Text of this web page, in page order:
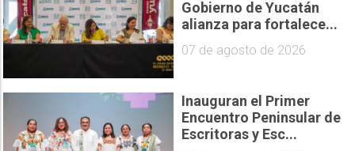
Gobierno de Yucatán
alianza para fortalece...
07 de agosto de 2026
Inauguran el Primer
Encuentro Peninsular de
Escritoras y Esc...